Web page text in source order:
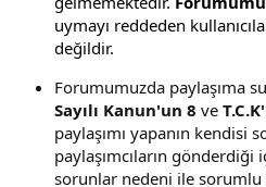
uymayı reddeden
değildir.
Forumumuzda paylaşıma
Sayılı Kanun'un 8 ve
paylaşımı yapanın kendisi
paylaşımcıların
sorunlar nedeni ile